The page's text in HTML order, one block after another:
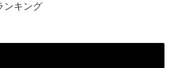
ンキング